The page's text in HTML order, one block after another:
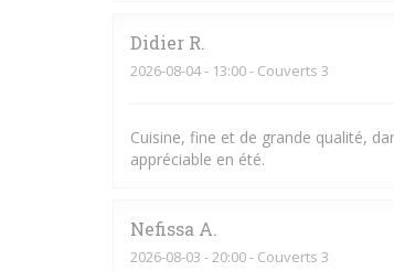
Didier R
2026-08-04- 13:00 - Couverts 3
Cuisine, fine et de grande qualité,
appréciable en été.
Nefissa A
2026-08-03 - 20:00 - Couverts 3